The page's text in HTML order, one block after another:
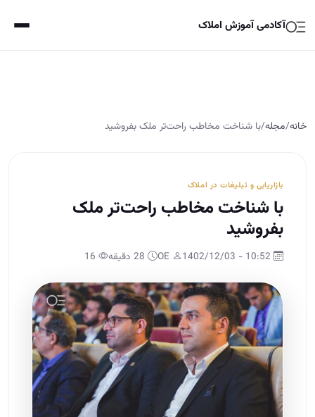
آکادمی آموزش املاک
خانه/مجله/با شناخت مخاطب راحت‌تر ملک بفروشید
بازاریابی و تبلیغات در املاک
با شناخت مخاطب راحت‌تر ملک
بفروشید